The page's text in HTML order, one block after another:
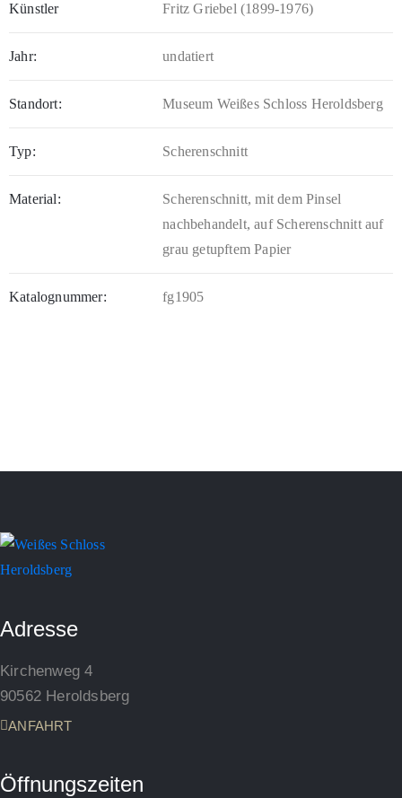
Künstler Fritz Griebel (1899-1976)
Jahr: undatiert
Standort: Museum Weißes Schloss Heroldsberg
Typ: Scherenschnitt
Material:
Scherenschnitt, mit dem Pinsel
nachbehandelt, auf Scherenschnitt auf
grau getupftem Papier
Katalognummer: fg1905
Adresse
Kirchenweg 4
90562 Heroldsberg
ANFAHRT
Öffnungszeiten